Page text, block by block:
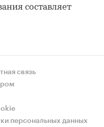
составляет
связь
персональных данных